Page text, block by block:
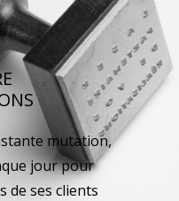
mutation,
jour pour
de ses clients